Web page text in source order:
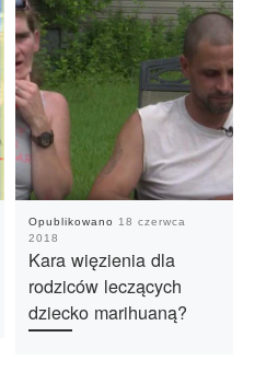
Opublikowano
18 czerwca
2018
Kara więzienia dla
rodziców leczących
dziecko marihuaną?